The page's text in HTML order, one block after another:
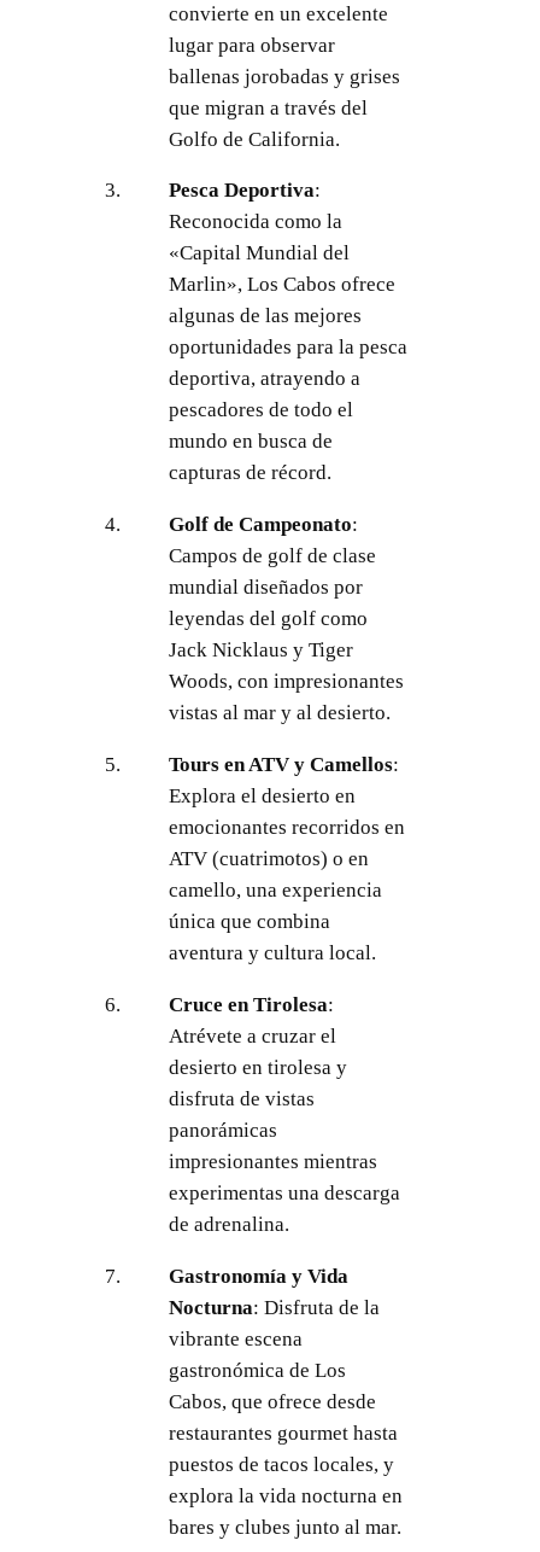
convierte en un excelente
lugar para observar
ballenas jorobadas y grises
que migran a través del
Golfo de California.
Pesca Deportiva:
Reconocida como la
«Capital Mundial del
Marlin», Los Cabos ofrece
algunas de las mejores
oportunidades para la pesca
deportiva, atrayendo a
pescadores de todo el
mundo en busca de
capturas de récord.
Golf de Campeonato:
Campos de golf de clase
mundial diseñados por
leyendas del golf como
Jack Nicklaus y Tiger
Woods, con impresionantes
vistas al mar y al desierto.
Tours en ATV y Camellos:
Explora el desierto en
emocionantes recorridos en
ATV (cuatrimotos) o en
camello, una experiencia
única que combina
aventura y cultura local.
Cruce en Tirolesa:
Atrévete a cruzar el
desierto en tirolesa y
disfruta de vistas
panorámicas
impresionantes mientras
experimentas una descarga
de adrenalina.
Gastronomía y Vida
Nocturna: Disfruta de la
vibrante escena
gastronómica de Los
Cabos, que ofrece desde
restaurantes gourmet hasta
puestos de tacos locales, y
explora la vida nocturna en
bares y clubes junto al mar.